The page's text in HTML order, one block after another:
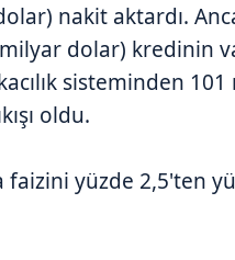
nakit aktardı.
dolar) kredinin
sisteminden
oldu.
faizini yüzde 2,5'ten